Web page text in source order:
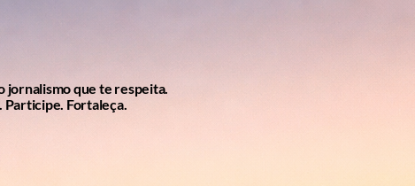
jornalismo que te respeita.
Participe. Fortaleça.